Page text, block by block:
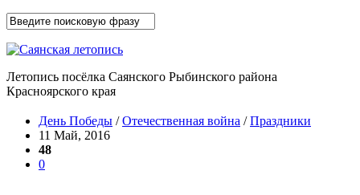
Летопись посёлка Саянского Рыбинского района
Красноярского края
День Победы /Отечественная война /Праздники
11 Май, 2016
48
0